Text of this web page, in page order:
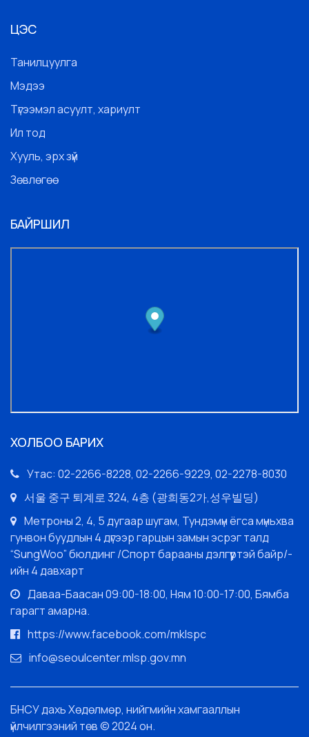
ЦЭС
Танилцуулга
Мэдээ
Түгээмэл асуулт, хариулт
Ил тод
Хууль, эрх зүй
Зөвлөгөө
БАЙРШИЛ
ХОЛБОО БАРИХ
Утас: 02-2266-8228, 02-2266-9229, 02-2278-8030
서울 중구 퇴계로 324, 4층 (광희동2가,성우빌딩)
Метроны 2, 4, 5 дугаар шугам, Тундэмүн ёгса мүньхва
гунвон буудлын 4 дүгээр гарцын замын эсрэг талд
“SungWoo” бюлдинг /Спорт барааны дэлгүүртэй байр/-
ийн 4 давхарт
Даваа-Баасан 09:00-18:00, Ням 10:00-17:00, Бямба
гарагт амарна.
https://www.facebook.com/mklspc
info@seoulcenter.mlsp.gov.mn
БНСУ дахь Хөдөлмөр, нийгмийн хамгааллын
үйлчилгээний төв © 2024 он.